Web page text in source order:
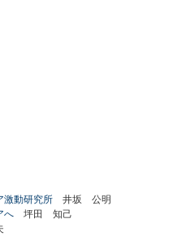
激動研究所 井坂 公明
へ 坪田 知己